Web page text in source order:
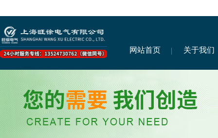
网站首页 关于我们